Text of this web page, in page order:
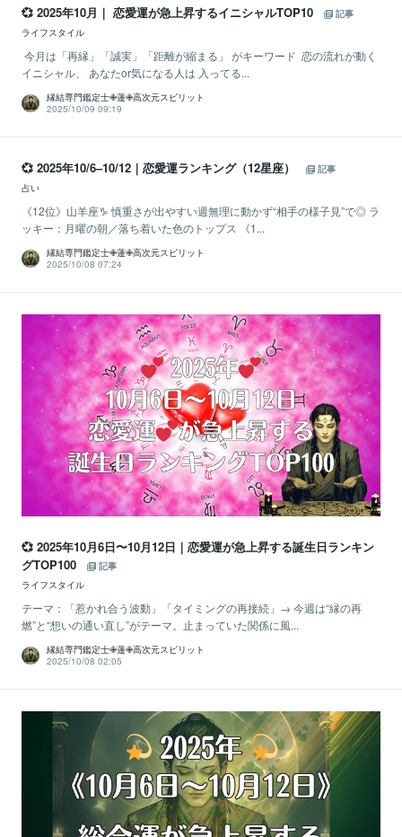
💞 2025年10月｜ 恋愛運が急上昇するイニシャルTOP10
記事
ライフスタイル
今月は「再縁」「誠実」「距離が縮まる」 がキーワード 恋の流れが動く
イニシャル、 あなたor気になる人は 入ってる...
縁結専門鑑定士✙蓮✙高次元スピリット
2025/10/09 09:19
💞 2025年10/6–10/12｜恋愛運ランキング（12星座）
記事
占い
《12位》山羊座♑ 慎重さが出やすい週無理に動かず“相手の様子見”で◎ ラ
ッキー：月曜の朝／落ち着いた色のトップス 《1...
縁結専門鑑定士✙蓮✙高次元スピリット
2025/10/08 07:24
💞 2025年10月6日〜10月12日｜恋愛運が急上昇する誕生日ランキン
グTOP100
記事
ライフスタイル
テーマ：「惹かれ合う波動」「タイミングの再接続」→ 今週は“縁の再
燃”と“想いの通い直し”がテーマ。止まっていた関係に風...
縁結専門鑑定士✙蓮✙高次元スピリット
2025/10/08 02:05